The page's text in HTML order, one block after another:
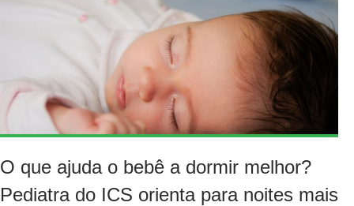
O que ajuda o bebê a dormir melhor?
Pediatra do ICS orienta para noites mais